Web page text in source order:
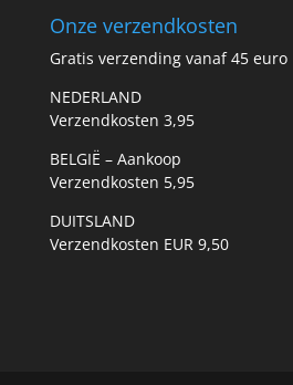
Onze verzendkosten
Gratis verzending vanaf 45 euro
NEDERLAND
Verzendkosten 3,95
BELGIË – Aankoop
Verzendkosten 5,95
DUITSLAND
Verzendkosten EUR 9,50